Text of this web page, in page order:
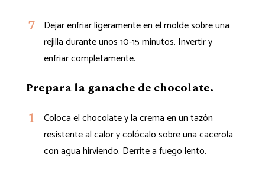
Dejar enfriar ligeramente en el molde sobre una
rejilla durante unos 10-15 minutos. Invertir y
enfriar completamente.
Prepara la ganache de chocolate.
Coloca el chocolate y la crema en un tazón
resistente al calor y colócalo sobre una cacerola
con agua hirviendo. Derrite a fuego lento.